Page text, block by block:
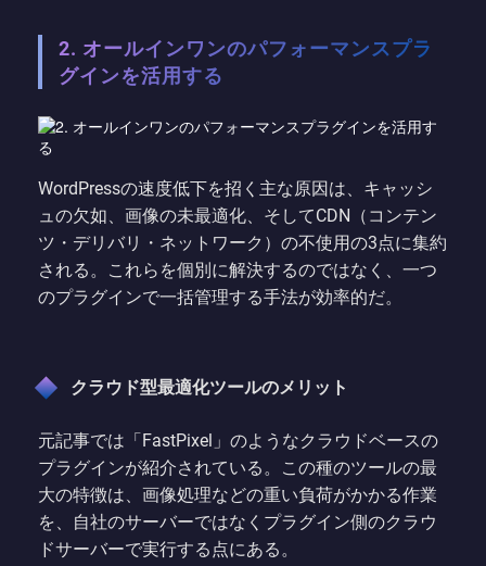
2. オールインワンのパフォーマンスプラ
グインを活用する
WordPressの速度低下を招く主な原因は、キャッシ
ュの欠如、画像の未最適化、そしてCDN（コンテン
ツ・デリバリ・ネットワーク）の不使用の3点に集約
される。これらを個別に解決するのではなく、一つ
のプラグインで一括管理する手法が効率的だ。
クラウド型最適化ツールのメリット
元記事では「FastPixel」のようなクラウドベースの
プラグインが紹介されている。この種のツールの最
大の特徴は、画像処理などの重い負荷がかかる作業
を、自社のサーバーではなくプラグイン側のクラウ
ドサーバーで実行する点にある。